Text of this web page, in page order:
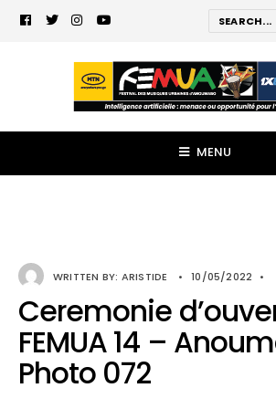
MENU
WRITTEN BY: ARISTIDE • 10/05/2022 •
Ceremonie
FEMUA 14 –
Photo 072